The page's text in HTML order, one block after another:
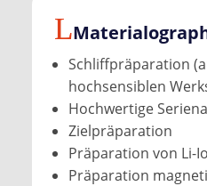
Schliffpräparation
hochsensiblen
Hochwertige
Zielpräparation
Präparation von Li-
Präparation